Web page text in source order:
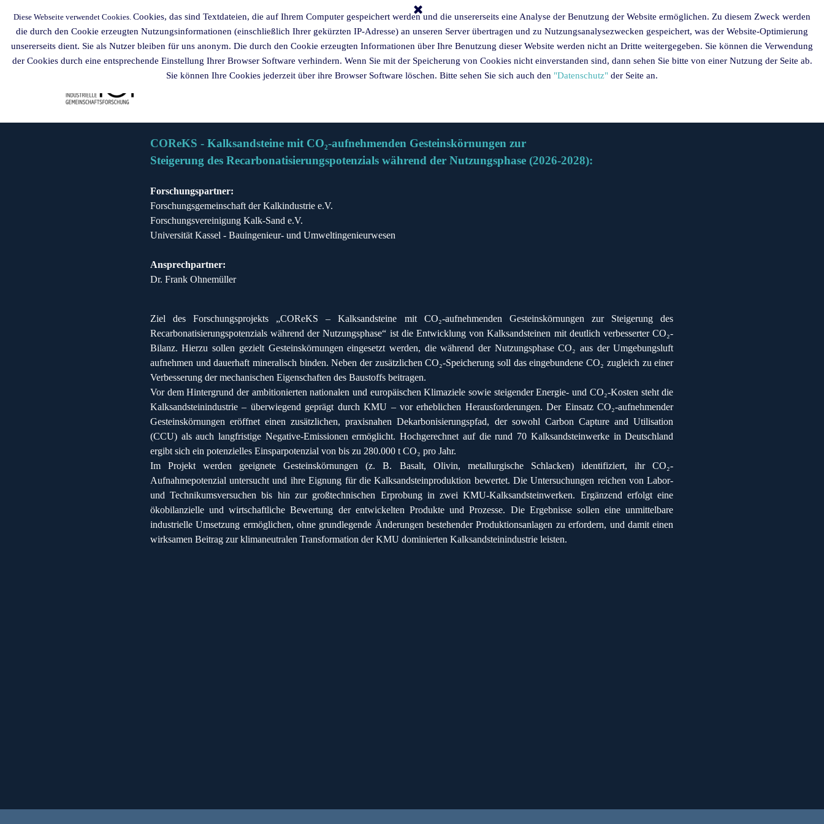
Diese Webseite verwendet Cookies. Cookies, das sind Textdateien, die auf Ihrem Computer gespeichert werden und die unsererseits eine Analyse der Benutzung der Website ermöglichen. Zu diesem Zweck werden
die durch den Cookie erzeugten Nutzungsinformationen (einschließlich Ihrer gekürzten IP-Adresse) an unseren Server übertragen und zu Nutzungsanalysezwecken gespeichert, was der Website-Optimierung
unsererseits dient. Sie als Nutzer bleiben für uns anonym. Die durch den Cookie erzeugten Informationen über Ihre Benutzung dieser Website werden nicht an Dritte weitergegeben. Sie können die Verwendung
der Cookies durch eine entsprechende Einstellung Ihrer Browser Software verhindern. Wenn Sie mit der Speicherung von Cookies nicht einverstanden sind, dann sehen Sie bitte von einer Nutzung der Seite ab.
Sie können Ihre Cookies jederzeit über ihre Browser Software löschen. Bitte sehen Sie sich auch den "Datenschutz" der Seite an.
Menü überspringen
FG Kalk
COReKS - Kalksandsteine mit CO₂-aufnehmenden Gesteinskörnungen zur
Steigerung des Recarbonatisierungspotenzials während der Nutzungsphase (2026-2028):
Forschungspartner:
Forschungsgemeinschaft der Kalkindustrie e.V.
Forschungsvereinigung Kalk-Sand e.V.
Universität Kassel - Bauingenieur- und Umweltingenieurwesen
Ansprechpartner:
Dr. Frank Ohnemüller
Ziel des Forschungsprojekts „COReKS – Kalksandsteine mit CO₂-aufnehmenden Gesteinskörnungen zur Steigerung des
Recarbonatisierungspotenzials während der Nutzungsphase“ ist die Entwicklung von Kalksandsteinen mit deutlich verbesserter CO₂-
Bilanz. Hierzu sollen gezielt Gesteinskörnungen eingesetzt werden, die während der Nutzungsphase CO₂ aus der Umgebungsluft
aufnehmen und dauerhaft mineralisch binden. Neben der zusätzlichen CO₂-Speicherung soll das eingebundene CO₂ zugleich zu einer
Verbesserung der mechanischen Eigenschaften des Baustoffs beitragen.
Vor dem Hintergrund der ambitionierten nationalen und europäischen Klimaziele sowie steigender Energie- und CO₂-Kosten steht die
Kalksandsteinindustrie – überwiegend geprägt durch KMU – vor erheblichen Herausforderungen. Der Einsatz CO₂-aufnehmender
Gesteinskörnungen eröffnet einen zusätzlichen, praxisnahen Dekarbonisierungspfad, der sowohl Carbon Capture and Utilisation
(CCU) als auch langfristige Negative-Emissionen ermöglicht. Hochgerechnet auf die rund 70 Kalksandsteinwerke in Deutschland
ergibt sich ein potenzielles Einsparpotenzial von bis zu 280.000 t CO₂ pro Jahr.
Im Projekt werden geeignete Gesteinskörnungen (z. B. Basalt, Olivin, metallurgische Schlacken) identifiziert, ihr CO₂-
Aufnahmepotenzial untersucht und ihre Eignung für die Kalksandsteinproduktion bewertet. Die Untersuchungen reichen von Labor-
und Technikumsversuchen bis hin zur großtechnischen Erprobung in zwei KMU-Kalksandsteinwerken. Ergänzend erfolgt eine
ökobilanzielle und wirtschaftliche Bewertung der entwickelten Produkte und Prozesse. Die Ergebnisse sollen eine unmittelbare
industrielle Umsetzung ermöglichen, ohne grundlegende Änderungen bestehender Produktionsanlagen zu erfordern, und damit einen
wirksamen Beitrag zur klimaneutralen Transformation der KMU dominierten Kalksandsteinindustrie leisten.